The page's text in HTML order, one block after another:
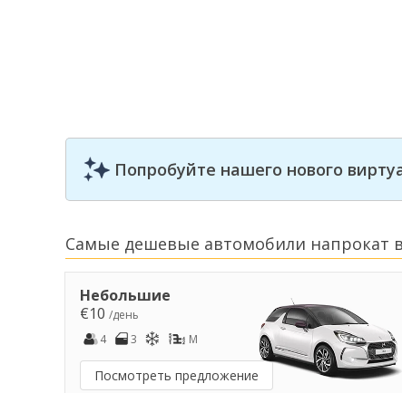
Попробуйте нашего нового
Самые дешевые автомобили напрокат
Небольшие
€10 /день
4
3 M
Посмотреть предложение